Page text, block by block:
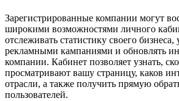
Зарегистрированные компании могут
широкими возможностями личного
отслеживать статистику своего бизнеса,
рекламными кампаниями и обновлять
компании. Кабинет позволяет узнать,
просматривают вашу страницу, каков
отрасли, а также получить прямую
пользователей.